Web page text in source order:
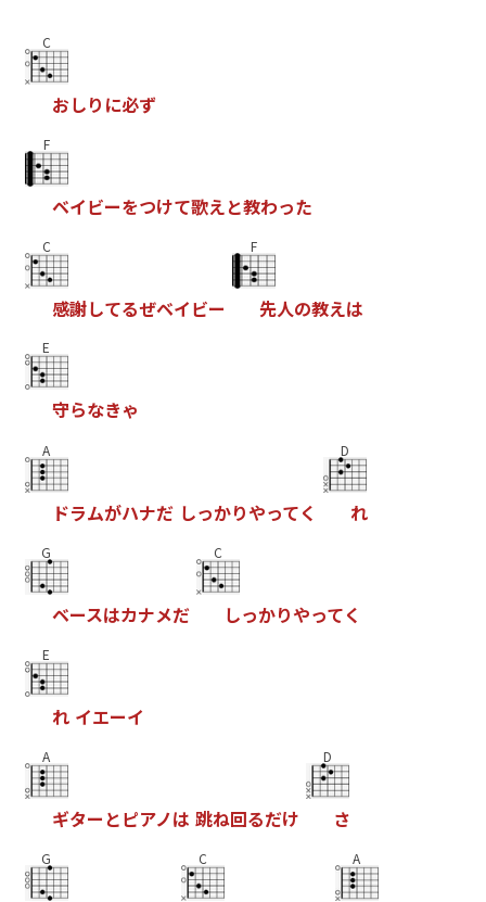
C
おしり に必ず
F
ベイビーをつけて歌えと教わった
C
感謝してるぜベイビー
F
先人の教えは
E
守らなきゃ
A
ドラムがハナだ しっかりやってく
D
れ
G
ベースはカナメだ
C
しっかりやってく
E
れ イエーイ
A
ギター とピアノは 跳ね回るだけ
D
さ
G C A